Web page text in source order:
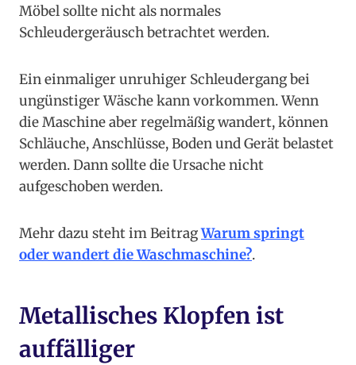
Möbel sollte nicht als normales
Schleudergeräusch betrachtet werden.
Ein einmaliger unruhiger Schleudergang bei
ungünstiger Wäsche kann vorkommen. Wenn
die Maschine aber regelmäßig wandert, können
Schläuche, Anschlüsse, Boden und Gerät belastet
werden. Dann sollte die Ursache nicht
aufgeschoben werden.
Mehr dazu steht im BeitragWarum springt
oder wandert die Waschmaschine?.
Metallisches Klopfen ist
auffälliger